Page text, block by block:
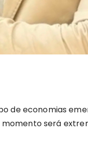
de economias
momento será